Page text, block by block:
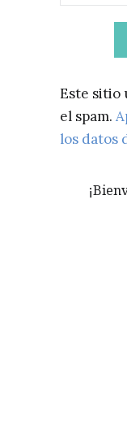
Este sitio
el spam.
los datos